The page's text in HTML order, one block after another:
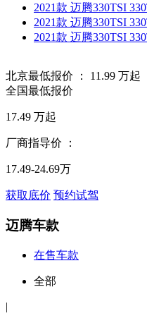
2021款 迈腾330TSI
2021款 迈腾330TSI
2021款 迈腾330TSI
北京最低报价 ： 11.99 万起
全国最低报价
17.49 万起
厂商指导价 ：
17.49-24.69万
获取底价 预约试驾
迈腾车款
在售车款
全部
|